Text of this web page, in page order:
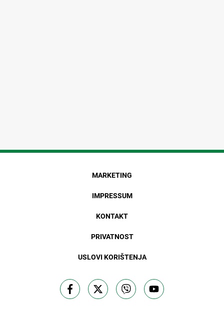
MARKETING
IMPRESSUM
KONTAKT
PRIVATNOST
USLOVI KORIŠTENJA